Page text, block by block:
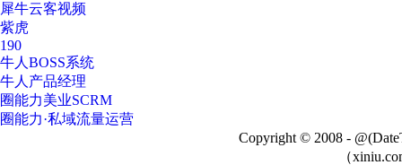
犀牛云客视频
紫虎
190
牛人BOSS系统
牛人产品经理
圈能力美业SCRM
圈能力·私域流量运营
Copyright © 2008 -
（